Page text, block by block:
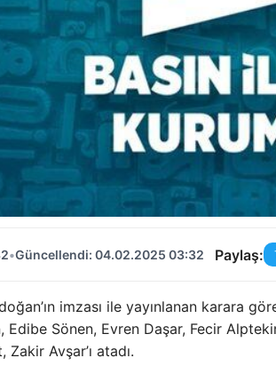
•Güncellendi: 04.02.2025 03:32 Paylaş:
imzası ile yayınlanan karara
Edibe Sönen, Evren Daşar, Fecir
Avşar’ı atadı.